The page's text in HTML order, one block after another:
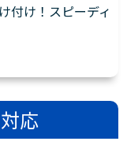
付け！スピーディ
応